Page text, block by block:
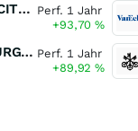
iShares Copper Miners UCITS ETF Perf. 1 Jahr
+93,70%
MULTI UNITS LUXEMBOURG - Lyxor MSCI Semiconductors ESG Filtered Perf. 1 Jahr
+89,92%